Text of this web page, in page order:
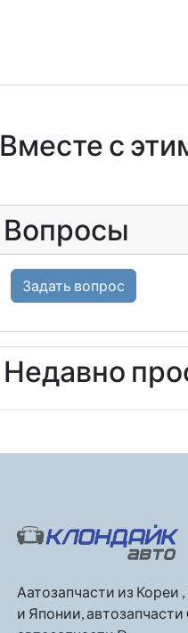
Вместе с
Вопросы
Задать вопрос
Недавно
Аатозапчасти из Кореи ,
и Японии, автозапчасти